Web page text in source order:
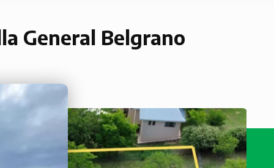
General Belgrano